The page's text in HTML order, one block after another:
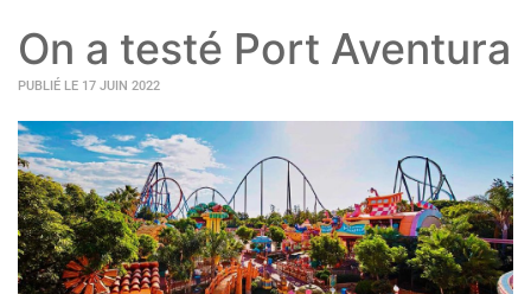
On a testé Port Aventura
PUBLIÉ LE 17 JUIN 2022